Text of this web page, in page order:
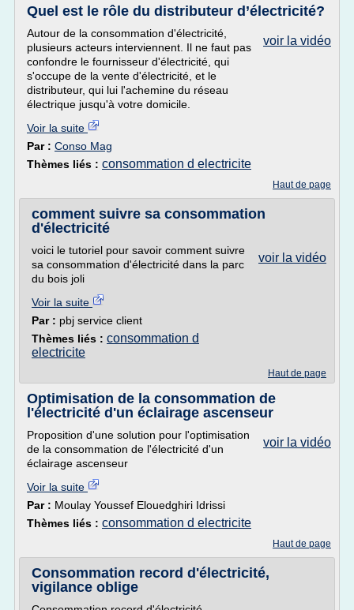
Quel est le rôle du distributeur d’électricité?
voir la vidéo
Autour de la consommation d'électricité,
plusieurs acteurs interviennent. Il ne faut pas
confondre le fournisseur d'électricité, qui
s'occupe de la vente d'électricité, et le
distributeur, qui lui l'achemine du réseau
électrique jusqu'à votre domicile.
Voir la suite
Par : Conso Mag
Thèmes liés : consommation d electricite
Haut de page
comment suivre sa consommation
d'électricité
voir la vidéo
voici le tutoriel pour savoir comment suivre
sa consommation d'électricité dans la parc
du bois joli
Voir la suite
Par : pbj service client
Thèmes liés : consommation d
electricite
Haut de page
Optimisation de la consommation de
l'électricité d'un éclairage ascenseur
voir la vidéo
Proposition d'une solution pour l'optimisation
de la consommation de l'électricité d'un
éclairage ascenseur
Voir la suite
Par : Moulay Youssef Elouedghiri Idrissi
Thèmes liés : consommation d electricite
Haut de page
Consommation record d'électricité,
vigilance oblige